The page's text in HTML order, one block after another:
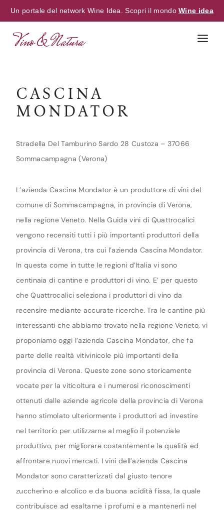
Un portale del network Wine Idea. Scopri il mondoWine idea
CASCINA
MONDATOR
Stradella Del Tamburino Sardo 28 Custoza – 37066
Sommacampagna (Verona)
L’azienda Cascina Mondator è un produttore di vini del
comune di Sommacampagna, in provincia di Verona,
nella regione Veneto. Nella Guida vini di Quattrocalici
vengono recensiti tutti i più importanti produttori della
provincia di Verona, tra cui l’azienda Cascina Mondator.
In questa come in tutte le regioni d’Italia vi sono
centinaia di cantine e produttori di vino. E’ per questo
che Quattrocalici seleziona i produttori di vino da
recensire mediante accurate ricerche. Tra le cantine più
interessanti che abbiamo trovato nella regione Veneto, vi
proponiamo oggi l’azienda Cascina Mondator, che fa
parte delle realtà vitivinicole più importanti della
provincia di Verona. Queste zone sono storicamente
vocate per la viticoltura e i numerosi riconoscimenti
ottenuti dalle aziende agricole della provincia di Verona
hanno stimolato ulteriormente i produttori ad investire
nel territorio per utilizzarne al meglio il potenziale
produttivo, per migliorare costantemente la qualità ed
affrontare nuovi mercati. I vini dell’azienda Cascina
Mondator sono caratterizzati dal giusto tenore
zuccherino e alcolico e da buona acidità fissa, la quale
contribuisce ad esaltarne i profumi e a mantenerli nel